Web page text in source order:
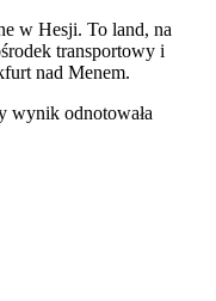
w Hesji. To land, na
transportowy i
nad Menem.
wynik odnotowała